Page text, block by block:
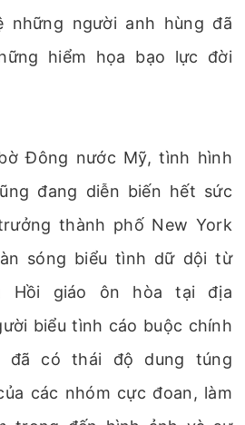
những người anh hùng đã
hiểm họa bạo lực đời
Đông nước Mỹ, tình hình
đang diễn biến hết sức
thành phố New York
sóng biểu tình dữ dội từ
Hồi giáo ôn hòa tại địa
biểu tình cáo buộc chính
đã có thái độ dung túng
các nhóm cực đoan, làm